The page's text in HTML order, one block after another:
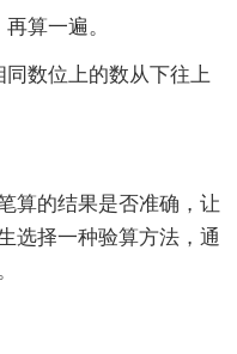
算一遍。
数位上的数从下往上
算的结果是否准确，让
选择一种验算方法，通